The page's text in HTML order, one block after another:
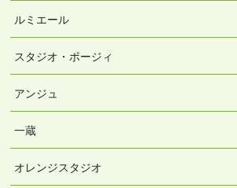
ルミエール
スタジオ・ポージィ
アンジュ
一蔵
オレンジスタジオ